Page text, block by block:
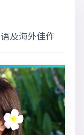
及海外佳作